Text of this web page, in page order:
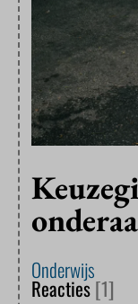
Onderwijs
Reacties[1]